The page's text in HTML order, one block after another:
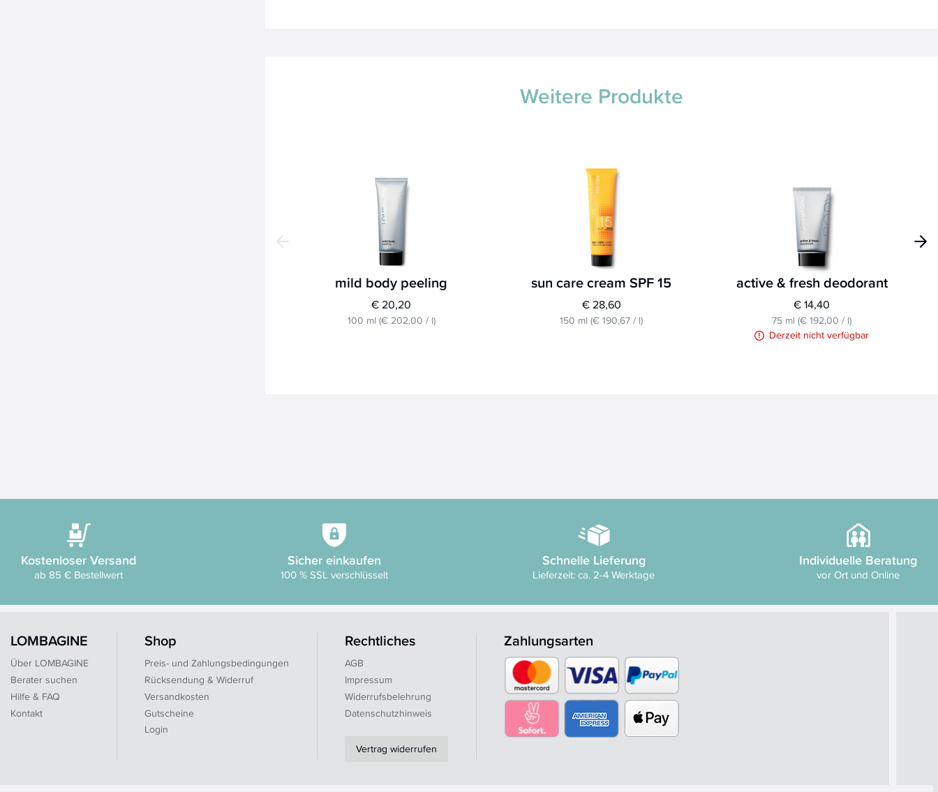
Weitere Produkte
mild body peeling
€ 20,20
100 ml (€ 202,00 / l)
sun care cream SPF 15
€ 28,60
150 ml (€ 190,67 / l)
active & fresh deodorant
€ 14,40
75 ml (€ 192,00 / l)
Derzeit nicht verfügbar
Kostenloser Versand
ab 85 € Bestellwert
Sicher einkaufen
100 % SSL verschlüsselt
Schnelle Lieferung
Lieferzeit: ca. 2-4 Werktage
Individuelle Beratung
vor Ort und Online
LOMBAGINE
Über LOMBAGINE
Berater suchen
Hilfe & FAQ
Kontakt
Shop
Preis- und Zahlungsbedingungen
Rücksendung & Widerruf
Versandkosten
Gutscheine
Login
Rechtliches
AGB
Impressum
Widerrufsbelehrung
Datenschutzhinweis
Vertrag widerrufen
Zahlungsarten